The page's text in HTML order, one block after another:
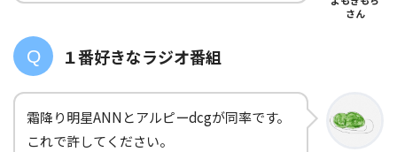
さん
１番好きなラジオ番組
霜降り明星ANNとアルピーdcgが同率です。
これで許してください。